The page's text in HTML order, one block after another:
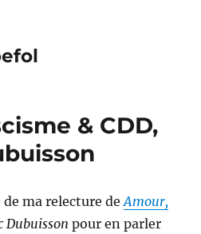
& CDD,
de ma relecture deAmour,
Dubuisson pour en parler